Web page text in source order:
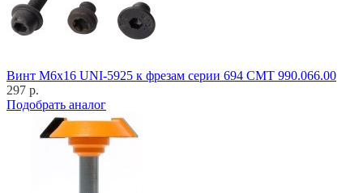
Винт M6x16 UNI-5925 к фрезам серии 694 CMT 990.066.00
297 р.
Подобрать аналог